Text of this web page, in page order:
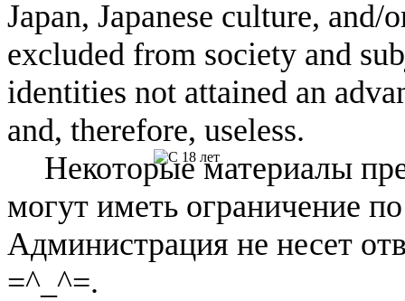
Japan, Japanese culture, and/
excluded from society and
identities not attained an
and, therefore, useless.
Некоторые материалы
могут иметь ограничение
Администрация не несет
=^_^=.